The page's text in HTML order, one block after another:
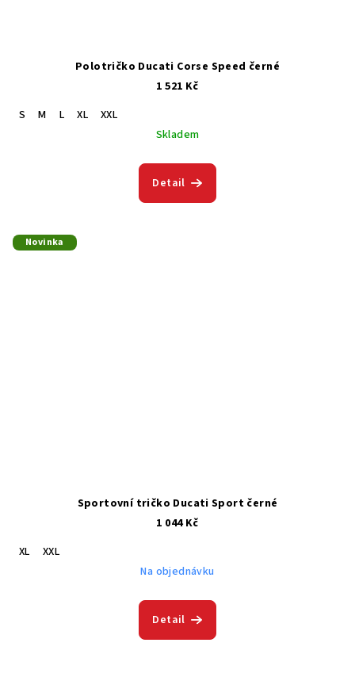
Polotričko Ducati Corse Speed černé
1 521 Kč
S
M L XL
XXL
Skladem
Detail
Novinka
Sportovní tričko Ducati Sport černé
1 044 Kč
XL
XXL
Na objednávku
Detail